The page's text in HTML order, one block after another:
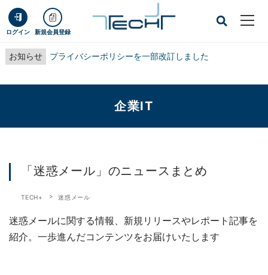
ログイン 新規会員登録
お知らせ プライバシーポリシーを一部改訂しました
企業IT
「迷惑メール」のニュースまとめ
TECH+ 迷惑メール
迷惑メールに関する情報、新規リリースやレポート記事を
紹介。一歩進んだコンテンツをお届けいたします